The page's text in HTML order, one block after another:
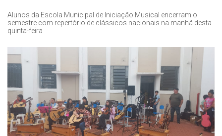
Alunos da Escola Municipal de Iniciação Musical encerram o
semestre com repertório de clássicos nacionais na manhã desta
quinta-feira